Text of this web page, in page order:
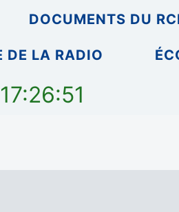
DOCUMENTS DU
DE LA RADIO